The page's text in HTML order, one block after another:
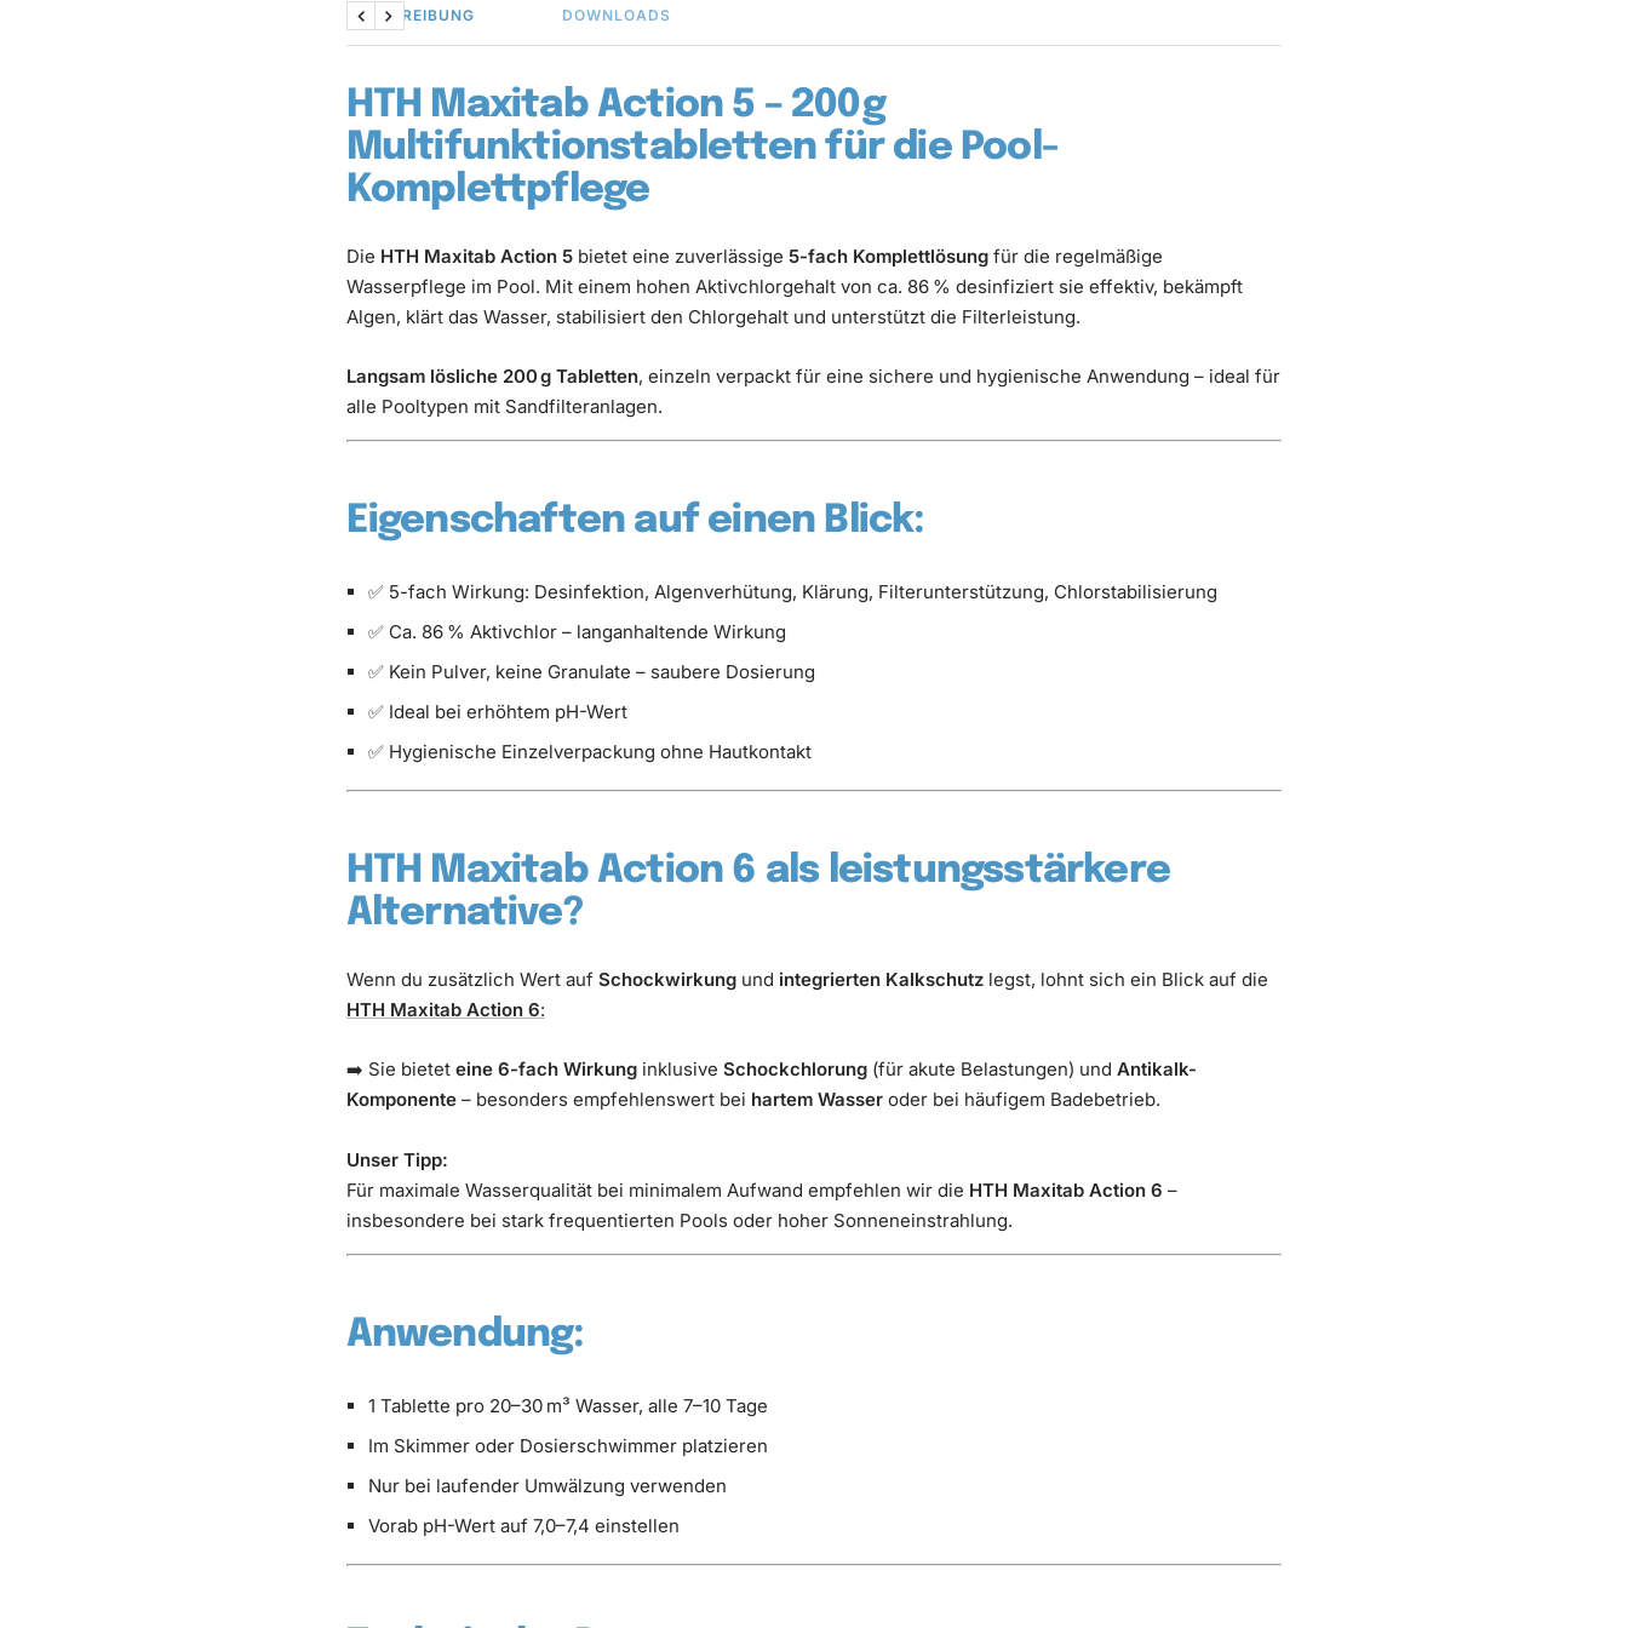
BESCHREIBUNG DOWNLOADS
ZurückWeiter
HTH Maxitab Action 5 – 200 g
Multifunktionstabletten für die Pool-
Komplettpflege
Die HTH Maxitab Action 5bietet eine zuverlässige 5-fach Komplettlösungfür die regelmäßige
Wasserpflege im Pool. Mit einem hohen Aktivchlorgehalt von ca. 86 % desinfiziert sie effektiv, bekämpft
Algen, klärt das Wasser, stabilisiert den Chlorgehalt und unterstützt die Filterleistung.
Langsam lösliche 200 g Tabletten, einzeln verpackt für eine sichere und hygienische Anwendung – ideal für
alle Pooltypen mit Sandfilteranlagen.
Eigenschaften auf einen Blick:
✅ 5-fach Wirkung: Desinfektion, Algenverhütung, Klärung, Filterunterstützung, Chlorstabilisierung
✅ Ca. 86 % Aktivchlor – langanhaltende Wirkung
✅ Kein Pulver, keine Granulate – saubere Dosierung
✅ Ideal bei erhöhtem pH-Wert
✅ Hygienische Einzelverpackung ohne Hautkontakt
HTH Maxitab Action 6 als leistungsstärkere
Alternative?
Wenn du zusätzlich Wert auf Schockwirkungund integrierten Kalkschutzlegst, lohnt sich ein Blick auf die
HTH Maxitab Action 6:
➡️ Sie bietet eine 6-fach Wirkunginklusive Schockchlorung(für akute Belastungen) und Antikalk-
Komponente– besonders empfehlenswert bei hartem Wasseroder bei häufigem Badebetrieb.
Unser Tipp:
Für maximale Wasserqualität bei minimalem Aufwand empfehlen wir die HTH Maxitab Action 6 –
insbesondere bei stark frequentierten Pools oder hoher Sonneneinstrahlung.
Anwendung:
1 Tablette pro 20–30 m³ Wasser, alle 7–10 Tage
Im Skimmer oder Dosierschwimmer platzieren
Nur bei laufender Umwälzung verwenden
Vorab pH-Wert auf 7,0–7,4 einstellen